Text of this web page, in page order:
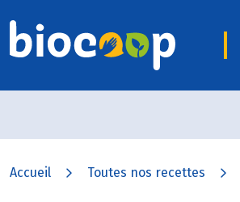
Accueil Toutes nos recettes